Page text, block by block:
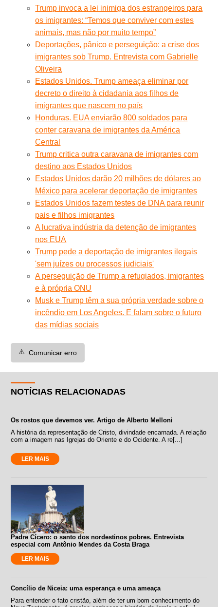
Trump invoca a lei inimiga dos estrangeiros para
os imigrantes: “Temos que conviver com estes
animais, mas não por muito tempo”
Deportações, pânico e perseguição: a crise dos
imigrantes sob Trump. Entrevista com Gabrielle
Oliveira
Estados Unidos. Trump ameaça eliminar por
decreto o direito à cidadania aos filhos de
imigrantes que nascem no país
Honduras. EUA enviarão 800 soldados para
conter caravana de imigrantes da América
Central
Trump critica outra caravana de imigrantes com
destino aos Estados Unidos
Estados Unidos darão 20 milhões de dólares ao
México para acelerar deportação de imigrantes
Estados Unidos fazem testes de DNA para reunir
pais e filhos imigrantes
A lucrativa indústria da detenção de imigrantes
nos EUA
Trump pede a deportação de imigrantes ilegais
'sem juízes ou processos judiciais'
A perseguição de Trump a refugiados, imigrantes
e à própria ONU
Musk e Trump têm a sua própria verdade sobre o
incêndio em Los Angeles. E falam sobre o futuro
das mídias sociais
⚠️ Comunicar erro
NOTÍCIAS RELACIONADAS
Os rostos que devemos ver. Artigo de Alberto Melloni
A história da representação de Cristo, divindade encarnada. A relação
com a imagem nas Igrejas do Oriente e do Ocidente. A re[...]
LER MAIS
Padre Cícero: o santo dos nordestinos pobres. Entrevista
especial com Antônio Mendes da Costa Braga
LER MAIS
Concílio de Niceia: uma esperança e uma ameaça
Para entender o fato cristão, além de ter um bom conhecimento do